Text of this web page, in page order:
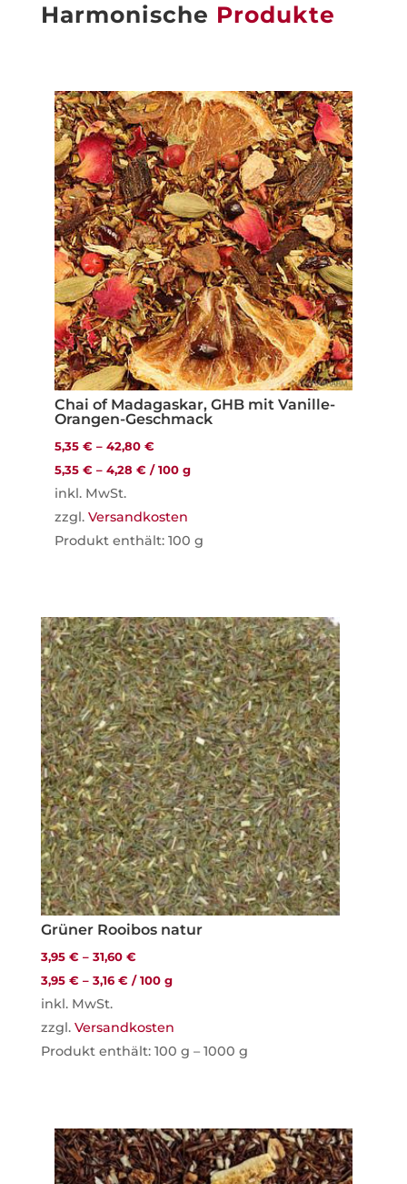
Harmonische Produkte
Chai of Madagaskar, GHB mit Vanille-
Orangen-Geschmack
5,35 €– 42,80 €
5,35 €– 4,28 €/100 g
inkl. MwSt.
zzgl. Versandkosten
Produkt enthält: 100 g
Grüner Rooibos natur
3,95€ –31,60€
3,95€ –3,16€ /100 g
inkl. MwSt.
zzgl.Versandkosten
Produkt enthält: 100g – 1000g